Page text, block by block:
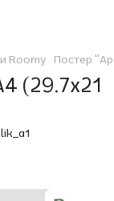
Roomy Постер
(29.7x21